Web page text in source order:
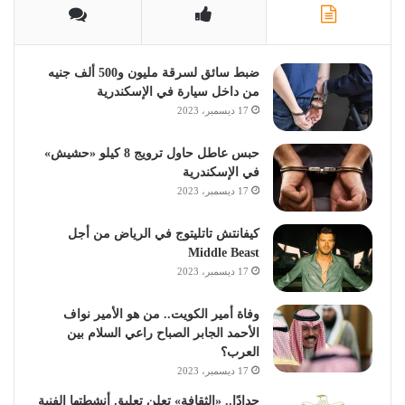
ضبط سائق لسرقة مليون و500 ألف جنيه
من داخل سيارة في الإسكندرية
17 ديسمبر، 2023
حبس عاطل حاول ترويج 8 كيلو «حشيش»
في الإسكندرية
17 ديسمبر، 2023
كيفانتش تاتليتوج في الرياض من أجل
Middle Beast
17 ديسمبر، 2023
وفاة أمير الكويت.. من هو الأمير نواف
الأحمد الجابر الصباح راعي السلام بين
العرب؟
17 ديسمبر، 2023
حدادًا.. «الثقافة» تعلن تعليق أنشطتها الفنية